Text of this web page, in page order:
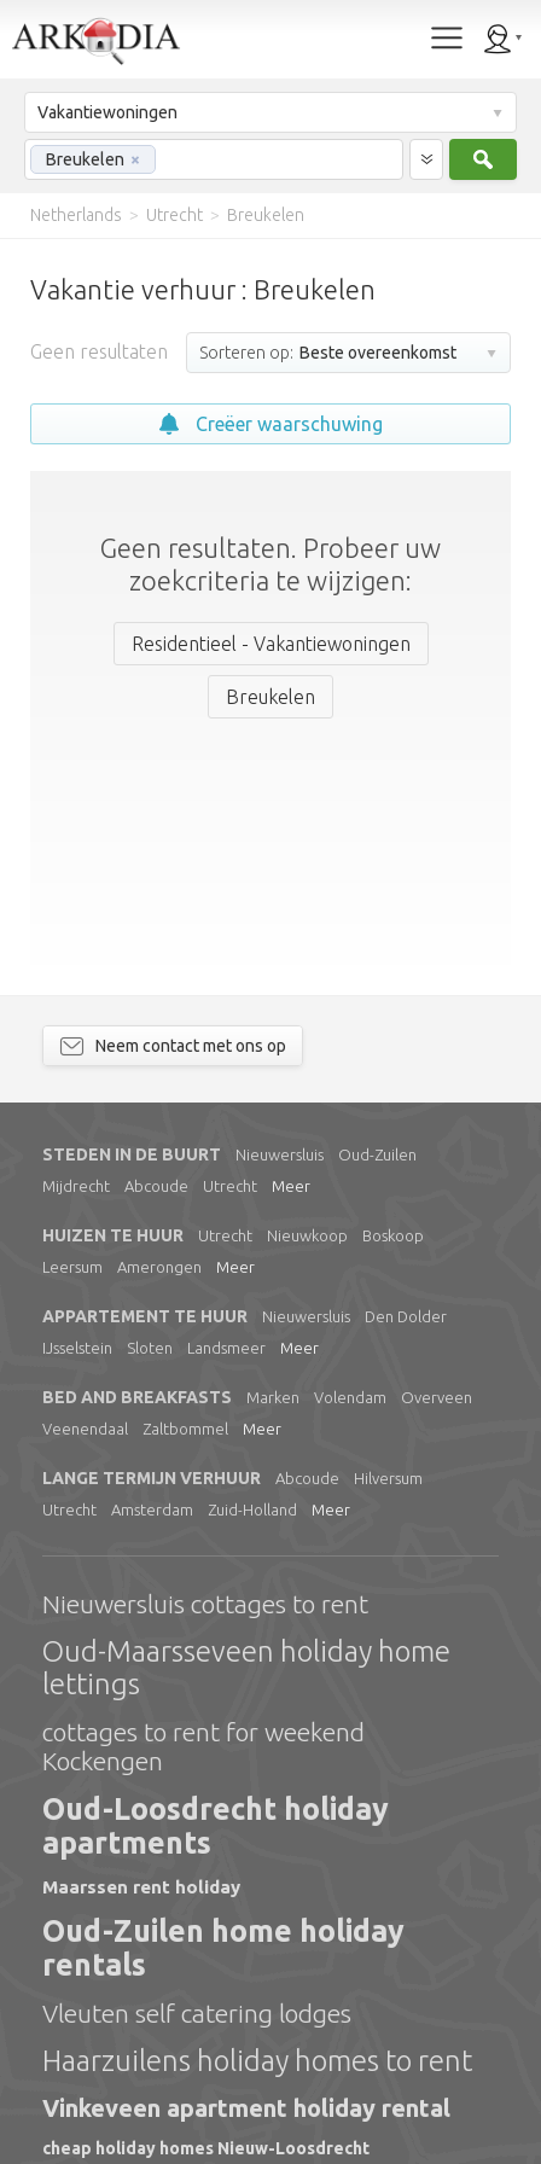
Vakantiewoningen
Breukelen ×
Netherlands > Utrecht > Breukelen
Vakantie verhuur : Breukelen
Geen resultaten Sorteren op: Beste overeenkomst
Creëer waarschuwing
Geen resultaten. Probeer uw
zoekcriteria te wijzigen:
Residentieel - Vakantiewoningen
Breukelen
Neem contact met ons op
STEDEN IN DE BUURT Nieuwersluis
Oud-Zuilen
Mijdrecht
Abcoude Utrecht Meer
HUIZEN TE HUUR Utrecht Nieuwkoop
Boskoop
Leersum
Amerongen Meer
APPARTEMENT TE HUUR Nieuwersluis
Den Dolder
IJsselstein
Sloten Landsmeer Meer
BED AND BREAKFASTS Marken Volendam
Overveen
Veenendaal
Zaltbommel Meer
LANGE TERMIJN VERHUUR Abcoude
Hilversum
Utrecht
Amsterdam Zuid-Holland Meer
Nieuwersluis cottages to rent
Oud-Maarsseveen holiday home
lettings
cottages to rent for weekend
Kockengen
Oud-Loosdrecht holiday
apartments
Maarssen rent holiday
Oud-Zuilen home holiday
rentals
Vleuten self catering lodges
Haarzuilens holiday homes to rent
Vinkeveen apartment holiday rental
cheap holiday homes Nieuw-Loosdrecht